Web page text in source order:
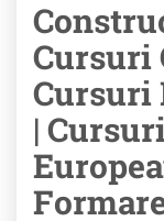
Cursuri
Cursuri
|